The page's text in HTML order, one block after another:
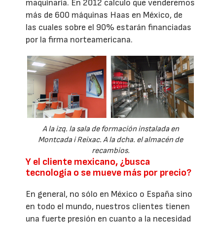
maquinaria. En 2012 calculo que venderemos
más de 600 máquinas Haas en México, de
las cuales sobre el 90% estarán financiadas
por la firma norteamericana.
A la izq. la sala de formación instalada en
Montcada i Reixac. A la dcha. el almacén de
recambios.
Y el cliente mexicano, ¿busca
tecnología o se mueve más por precio?
En general, no sólo en México o España sino
en todo el mundo, nuestros clientes tienen
una fuerte presión en cuanto a la necesidad